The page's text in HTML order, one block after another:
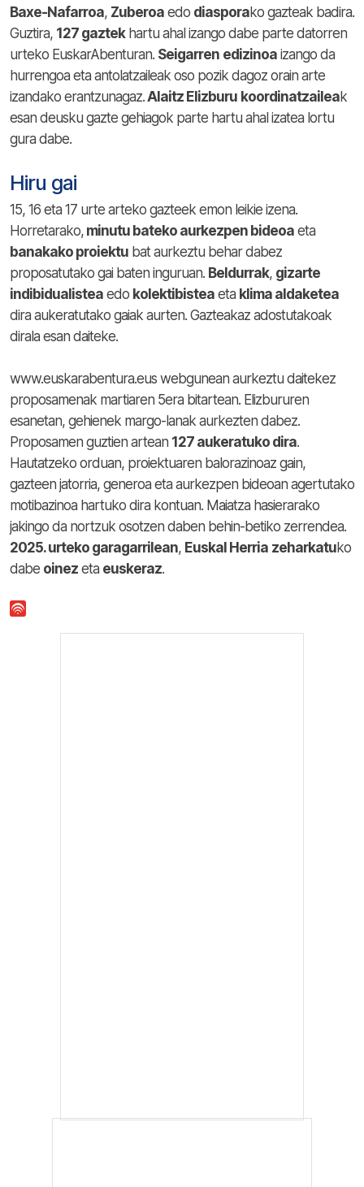
Baxe-Nafarroa, Zuberoa edo diasporako gazteak badira.
Guztira, 127 gaztekhartu ahal izango dabe parte datorren
urteko EuskarAbenturan. Seigarren edizinoa izango da
hurrengoa eta antolatzaileak oso pozik dagoz orain arte
izandako erantzunagaz.Alaitz Elizburu koordinatzaileak
esan deusku gazte gehiagok parte hartu ahal izatea lortu
gura dabe.
Hiru gai
15, 16 eta 17 urte arteko gazteek emon leikie izena.
Horretarako, minutu bateko aurkezpen bideoa eta
banakako proiektu bat aurkeztu behar dabez
proposatutako gai baten inguruan. Beldurrak, gizarte
indibidualistea edo kolektibistea eta klima aldaketea
dira aukeratutako gaiak aurten. Gazteakaz adostutakoak
dirala esan daiteke.
www.euskarabentura.eus webgunean aurkeztu daitekez
proposamenak martiaren 5era bitartean. Elizbururen
esanetan, gehienek margo-lanak aurkezten dabez.
Proposamen guztien artean 127 aukeratuko dira.
Hautatzeko orduan, proiektuaren balorazinoaz gain,
gazteen jatorria, generoa eta aurkezpen bideoan agertutako
motibazinoa hartuko dira kontuan. Maiatza hasierarako
jakingo da nortzuk osotzen daben behin-betiko zerrendea.
2025. urteko garagarrilean, Euskal Herria zeharkatuko
dabe oinez eta euskeraz.